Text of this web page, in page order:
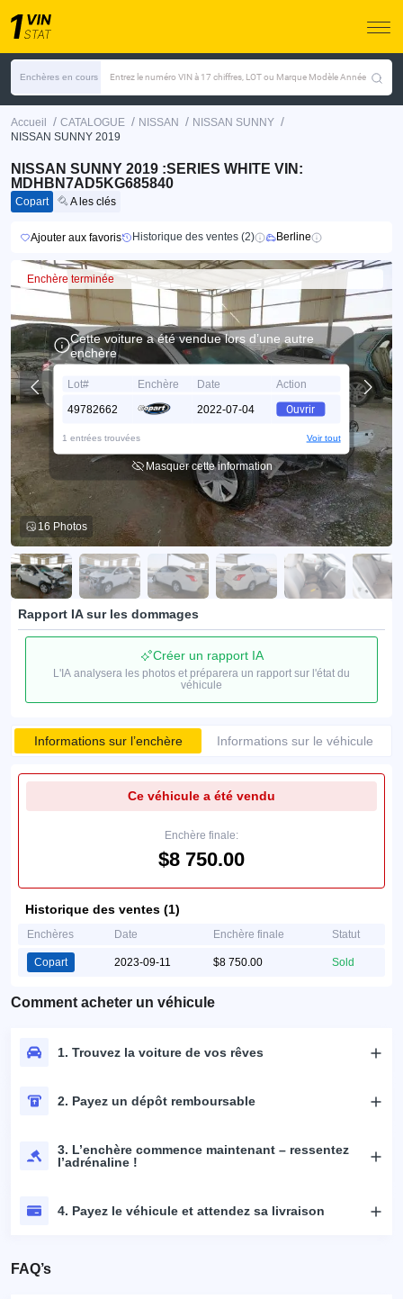
Enchères en cours Entrez le numéro VIN à 17 chiffres, LOT ou Marque Modèle Année
Accueil / CATALOGUE / NISSAN / NISSAN SUNNY /
NISSAN SUNNY 2019
NISSAN SUNNY 2019 :SERIES WHITE VIN:
MDHBN7AD5KG685840
Copart A les clés
Ajouter aux favoris Historique des ventes (2) Berline
Enchère terminée
16 Photos
Cette voiture a été vendue lors d’une autre
enchère
Lot# Enchère Date
Action
49782662
2022-07-04 Ouvrir
1 entrées trouvées Voir tout
Masquer cette information
Rapport IA sur les dommages
Créer un rapport IA
L'IA analysera les photos et préparera un rapport sur l'état du
véhicule
Informations sur l’enchère Informations sur le véhicule
Ce véhicule a été vendu
Enchère finale:
$8 750.00
Historique des ventes (1)
Enchères Date Enchère finale Statut
Copart 2023-09-11 $8 750.00 Sold
Comment acheter un véhicule
1. Trouvez la voiture de vos rêves
2. Payez un dépôt remboursable
3. L’enchère commence maintenant – ressentez
l’adrénaline !
4. Payez le véhicule et attendez sa livraison
FAQ’s